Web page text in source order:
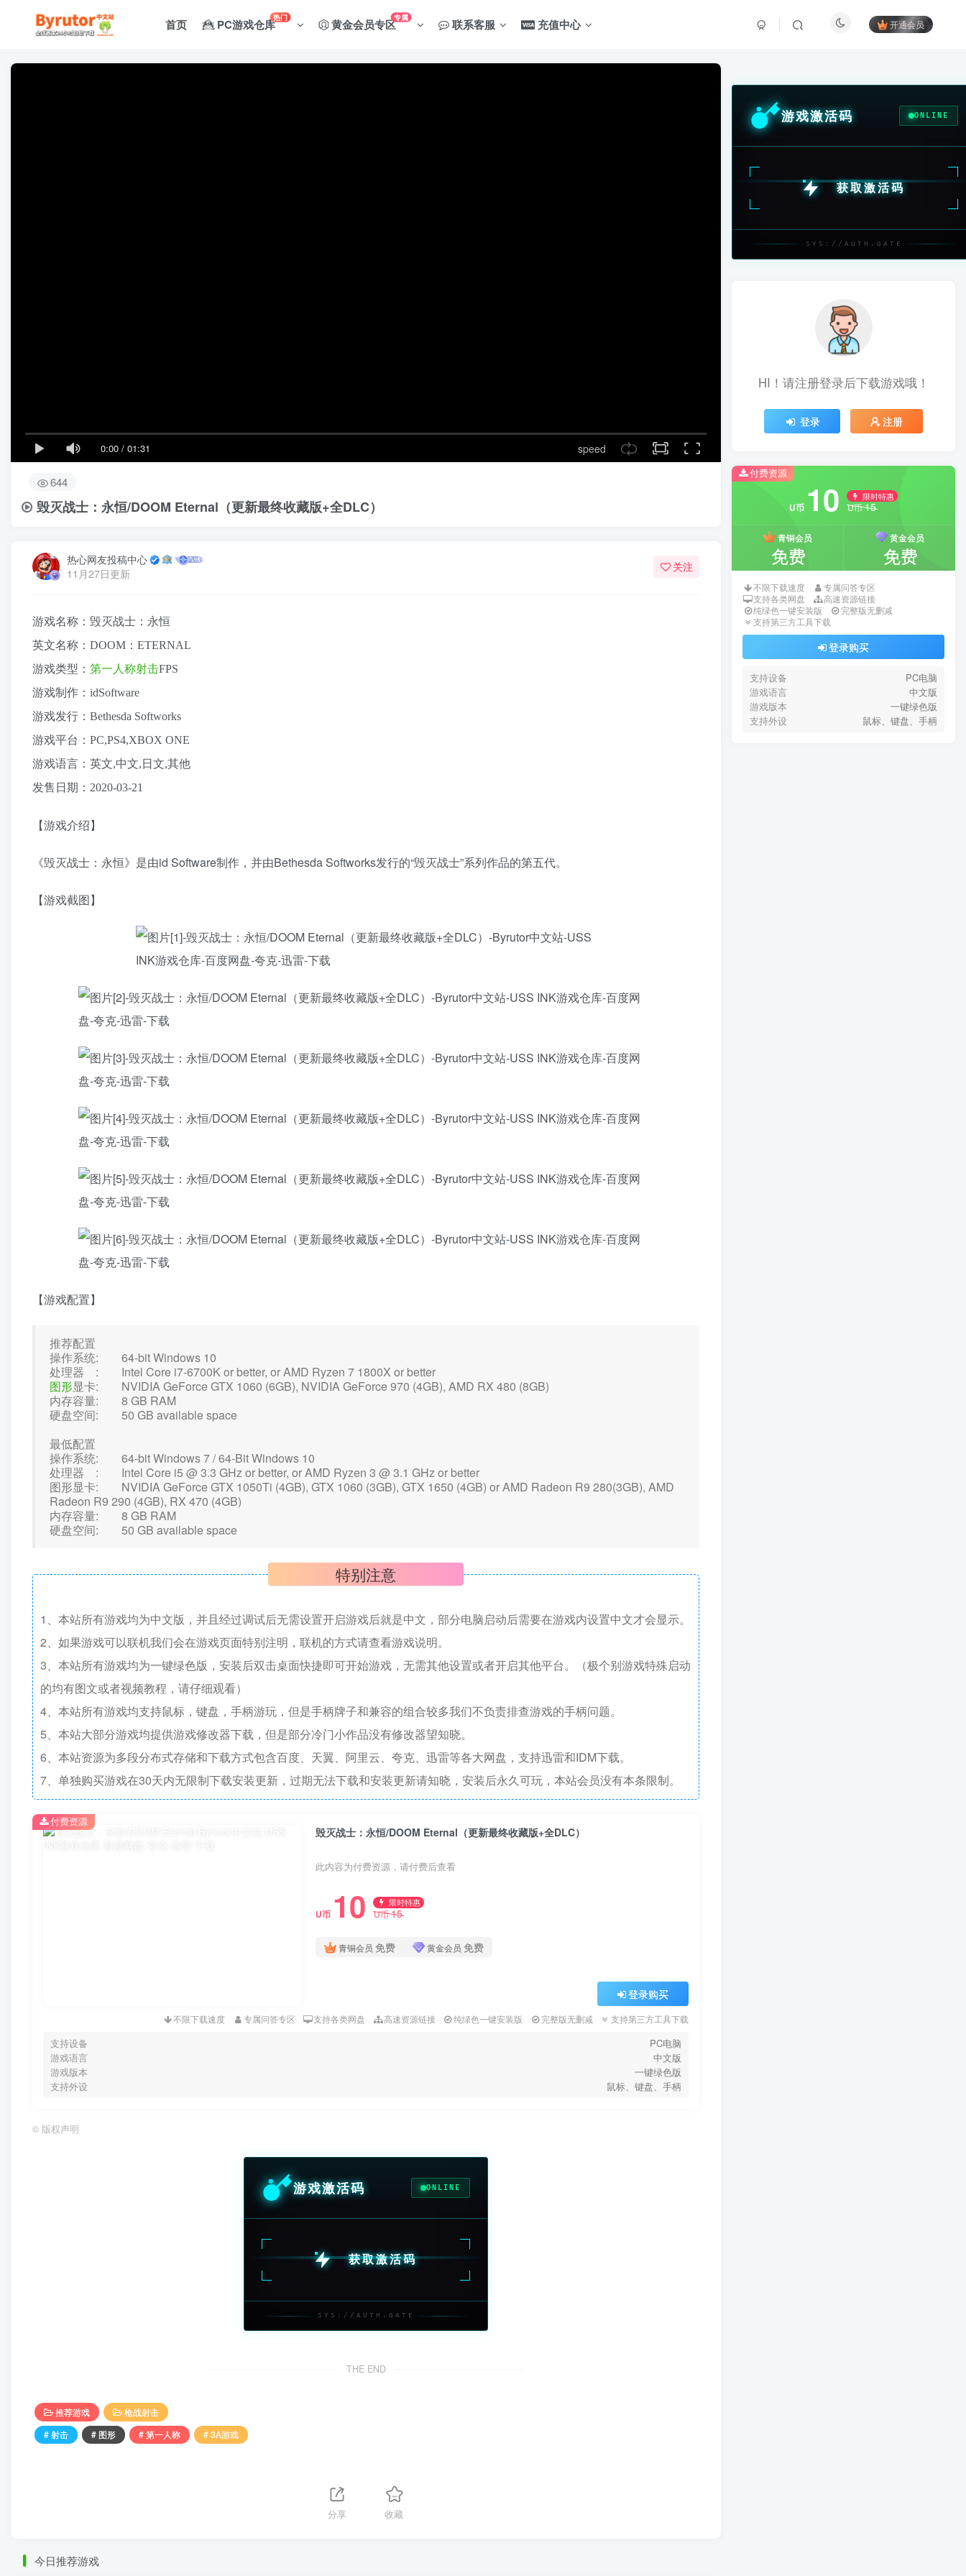
首页 PC游戏仓库热门 黄金会员专区专属 联系客服 充值中心 开通会员
0:00 / 01:31 speed
644
毁灭战士：永恒/DOOM Eternal （更新最终收藏版+全DLC）
热心网友投稿中心
11月27日更新
关注
游戏名称：毁灭战士：永恒
英文名称：DOOM：ETERNAL
游戏类型： 第一人称射击FPS
游戏制作：idSoftware
游戏发行：Bethesda Softworks
游戏平台：PC,PS4,XBOX ONE
游戏语言：英文,中文,日文,其他
发售日期：2020-03-21
【游戏介绍】
《毁灭战士：永恒》是由id Software制作，并由Bethesda Softworks发行的“毁灭战士”系列作品的第五代。
【游戏截图】
【游戏配置】
推荐配置
操作系统: 64-bit Windows 10
处理器 : Intel Core i7-6700K or better, or AMD Ryzen 7 1800X or better
图形显卡: NVIDIA GeForce GTX 1060 (6GB), NVIDIA GeForce 970 (4GB), AMD RX 480 (8GB)
内存容量: 8 GB RAM
硬盘空间: 50 GB available space
最低配置
操作系统: 64-bit Windows 7 / 64-Bit Windows 10
处理器 : Intel Core i5 @ 3.3 GHz or better, or AMD Ryzen 3 @ 3.1 GHz or better
图形显卡: NVIDIA GeForce GTX 1050Ti (4GB), GTX 1060 (3GB), GTX 1650 (4GB) or AMD Radeon R9 280(3GB), AMD
Radeon R9 290 (4GB), RX 470 (4GB)
内存容量: 8 GB RAM
硬盘空间: 50 GB available space
特别注意
1、本站所有游戏均为中文版，并且经过调试后无需设置开启游戏后就是中文，部分电脑启动后需要在游戏内设置中文才会显示。
2、如果游戏可以联机我们会在游戏页面特别注明，联机的方式请查看游戏说明。
3、本站所有游戏均为一键绿色版，安装后双击桌面快捷即可开始游戏，无需其他设置或者开启其他平台。（极个别游戏特殊启动
的均有图文或者视频教程，请仔细观看）
4、本站所有游戏均支持鼠标，键盘，手柄游玩，但是手柄牌子和兼容的组合较多我们不负责排查游戏的手柄问题。
5、本站大部分游戏均提供游戏修改器下载，但是部分冷门小作品没有修改器望知晓。
6、本站资源为多段分布式存储和下载方式包含百度、天翼、阿里云、夸克、迅雷等各大网盘，支持迅雷和IDM下载。
7、单独购买游戏在30天内无限制下载安装更新，过期无法下载和安装更新请知晓，安装后永久可玩，本站会员没有本条限制。
毁灭战士：永恒/DOOM Eternal（更新最终收藏版+全DLC）
此内容为付费资源，请付费后查看
U币 10 限时特惠
U币15
青铜会员 免费 黄金会员 免费
登录购买
不限下载速度 专属问答专区 支持各类网盘 高速资源链接 纯绿色一键安装版 完整版无删减 支持第三方工具下载
支持设备
PC电脑
游戏语言
中文版
游戏版本
一键绿色版
支持外设
鼠标、键盘、手柄
付费资源
© 版权声明
游戏激活码 ONLINE
获取激活码
SYS://AUTH.GATE
THE END
推荐游戏
枪战射击
# 射击
# 图形 # 第一人称 # 3A游戏
分享 收藏
今日推荐游戏
游戏激活码 ONLINE
获取激活码
SYS://AUTH.GATE
HI！请注册登录后下载游戏哦！
登录 注册
付费资源
U币 10 限时特惠
U币15
青铜会员
免费
黄金会员
免费
不限下载速度
专属问答专区
支持各类网盘
高速资源链接
纯绿色一键安装版
完整版无删减
支持第三方工具下载
登录购买
支持设备
PC电脑
游戏语言
中文版
游戏版本
一键绿色版
支持外设
鼠标、键盘、手柄